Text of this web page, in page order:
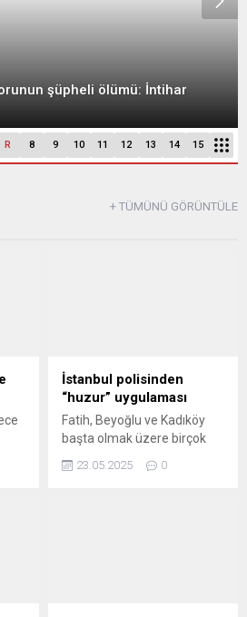
şüpheli ölümü: İntihar
R 8 9 10 11 12 13 14 15
+ TÜMÜNÜ GÖRÜNTÜLE
İstanbul polisinden
“huzur” uygulaması
Fatih, Beyoğlu ve Kadıköy
başta olmak üzere birçok
denetimlere, ilçe emniyet
23.05.2025 0